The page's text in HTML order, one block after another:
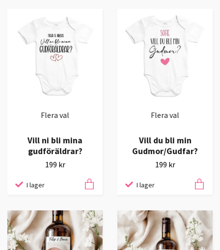
Flera val
Vill ni bli mina
gudföräldrar?
199 kr
I lager
Flera val
Vill du bli min
Gudmor/Gudfar?
199 kr
I lager